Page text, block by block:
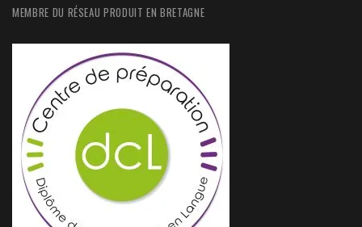
MEMBRE DU RÉSEAU PRODUIT EN BRETAGNE